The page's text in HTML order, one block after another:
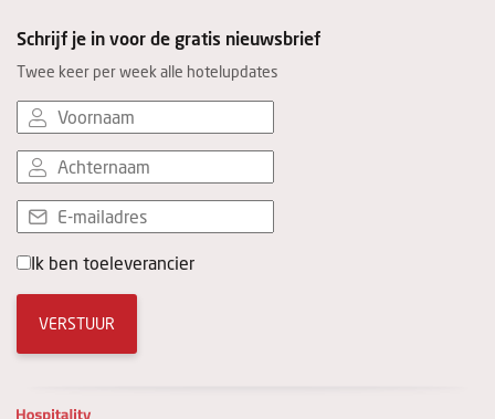
Schrijf je in voor de gratis nieuwsbrief
Twee keer per week alle hotelupdates
Ik ben toeleverancier
VERSTUUR